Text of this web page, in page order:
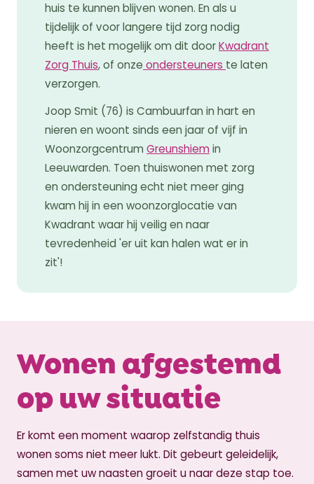
huis te kunnen blijven wonen. En als u
tijdelijk of voor langere tijd zorg nodig
heeft is het mogelijk om dit doorKwadrant
Zorg Thuis, of onze ondersteuners te laten
verzorgen.
Joop Smit (76) is Cambuurfan in hart en
nieren en woont sinds een jaar of vijf in
Woonzorgcentrum Greunshiem in
Leeuwarden. Toen thuiswonen met zorg
en ondersteuning echt niet meer ging
kwam hij in een woonzorglocatie van
Kwadrant waar hij veilig en naar
tevredenheid 'er uit kan halen wat er in
zit'!
Wonen afgestemd
op uw situatie
Er komt een moment waarop zelfstandig thuis
wonen soms niet meer lukt. Dit gebeurt geleidelijk,
samen met uw naasten groeit u naar deze stap toe.